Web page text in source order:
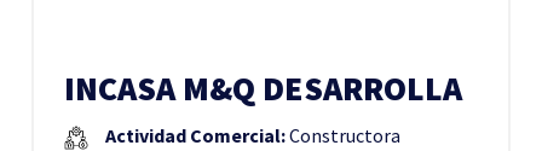
INCASA M&Q DESARROLLA
Actividad Comercial:Constructora